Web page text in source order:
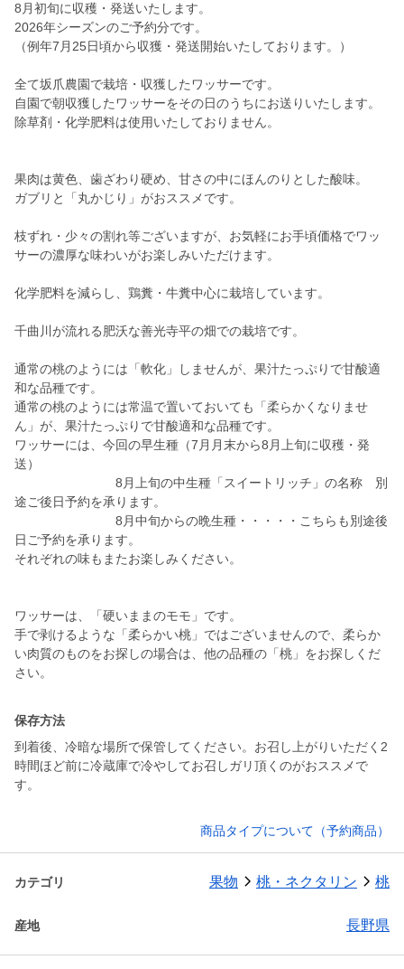
8月初旬に収穫・発送いたします。
2026年シーズンのご予約分です。
（例年7月25日頃から収獲・発送開始いたしております。）
全て坂爪農園で栽培・収獲したワッサーです。
自園で朝収獲したワッサーをその日のうちにお送りいたします。
除草剤・化学肥料は使用いたしておりません。
果肉は黄色、歯ざわり硬め、甘さの中にほんのりとした酸味。
ガブリと「丸かじり」がおススメです。
枝ずれ・少々の割れ等ございますが、お気軽にお手頃価格でワッ
サーの濃厚な味わいがお楽しみいただけます。
化学肥料を減らし、鶏糞・牛糞中心に栽培しています。
千曲川が流れる肥沃な善光寺平の畑での栽培です。
通常の桃のようには「軟化」しませんが、果汁たっぷりで甘酸適
和な品種です。
通常の桃のようには常温で置いておいても「柔らかくなりませ
ん」が、果汁たっぷりで甘酸適和な品種です。
ワッサーには、今回の早生種（7月月末から8月上旬に収穫・発
送）
8月上旬の中生種「スイートリッチ」の名称 別
途ご後日予約を承ります。
8月中旬からの晩生種・・・・・こちらも別途後
日ご予約を承ります。
それぞれの味もまたお楽しみください。
ワッサーは、「硬いままのモモ」です。
手で剥けるような「柔らかい桃」ではございませんので、柔らか
い肉質のものをお探しの場合は、他の品種の「桃」をお探しくだ
さい。
保存方法
到着後、冷暗な場所で保管してください。お召し上がりいただく2
時間ほど前に冷蔵庫で冷やしてお召しガリ頂くのがおススメで
す。
商品タイプについて（予約商品）
カテゴリ 果物 桃・ネクタリン 桃
産地 長野県